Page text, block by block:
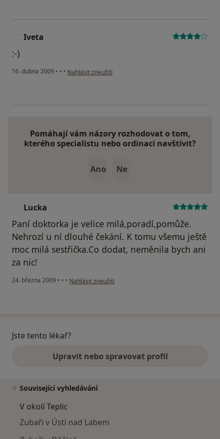
Iveta
:-)
16. dubna 2009 • • • podle názoru uživatele Iveta
Nahlásit zneužití
Pomáhají vám názory rozhodovat o tom,
kterého specialistu nebo ordinaci navštívit?
Ano Ne
Lucka
Paní doktorka je velice milá,poradí,pomůže.
Nehrozí u ní dlouhé čekání. K tomu všemu ještě
moc milá sestřička.Co dodat, neměnila bych ani
za nic!
24. března 2009 • • • podle názoru uživatele Lucka
Nahlásit zneužití
Jste tento lékař?
Upravit nebo spravovat profil
Související vyhledávání
V okolí Teplic
Zubaři v Ústí nad Labem